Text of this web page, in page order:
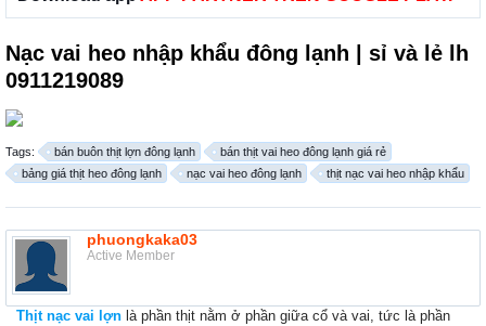
Nạc vai heo nhập khẩu đông lạnh | sỉ và lẻ lh
0911219089
Tags: bán buôn thịt lợn đông lạnh
bán thịt vai heo đông lạnh giá rẻ
bảng giá thịt heo đông lạnh
nạc vai heo đông lạnh thịt nạc vai heo nhập khẩu
phuongkaka03
Active Member
Thịt nạc vai lợn là phần thịt nằm ở phần giữa cổ và vai, tức là phần